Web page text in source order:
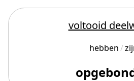
voltooid
hebben